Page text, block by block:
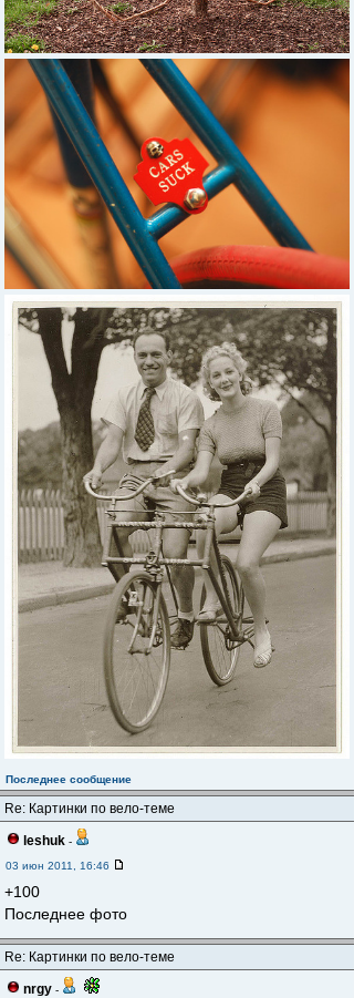
Последнее сообщение
Re: Картинки по вело-теме
leshuk -
03 июн 2011, 16:46
+100
Последнее фото
Re: Картинки по вело-теме
nrgy -